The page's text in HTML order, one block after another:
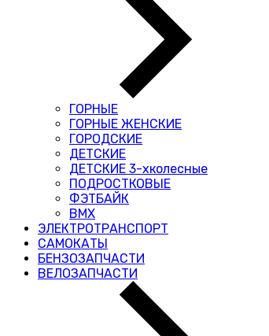
ГОРНЫЕ
ГОРНЫЕ ЖЕНСКИЕ
ГОРОДСКИЕ
ДЕТСКИЕ
ДЕТСКИЕ 3-хколесные
ПОДРОСТКОВЫЕ
ФЭТБАЙК
BMX
ЭЛЕКТРОТРАНСПОРТ
САМОКАТЫ
БЕНЗОЗАПЧАСТИ
ВЕЛОЗАПЧАСТИ